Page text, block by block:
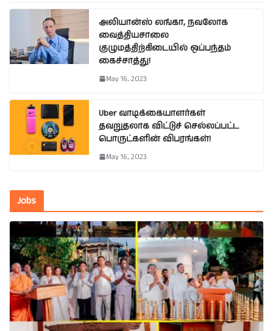
அலியான்ஸ் லங்கா, நவலோக
வைத்தியசாலை
குழுமத்திற்கிடையில் ஒப்பந்தம்
கைச்சாத்து!
May 16, 2023
Uber வாடிக்கையாளர்கள்
தவறுதலாக விட்டுச் செல்லப்பட்ட
பொருட்களின் விபரங்கள்!
May 16, 2023
Jobs